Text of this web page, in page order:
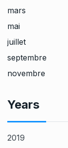
mars
mai
juillet
septembre
novembre
Years
2019